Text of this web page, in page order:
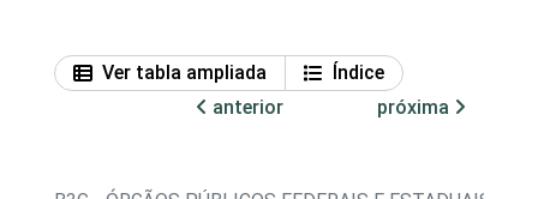
Ver tabla ampliada
Índice
anterior
próxima